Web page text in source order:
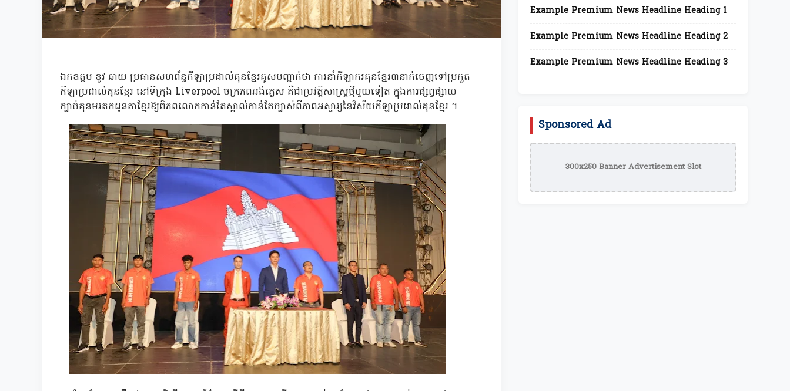
ឯកឧត្តម ខូវ ឆាយ ប្រធានសហព័ន្ធកីឡាប្រដាល់គុនខ្មែរគូសបញ្ជាក់ថា ការនាំកីឡាករគុនខ្មែរ៣នាក់ចេញទៅប្រកួត
កីឡាប្រដាល់គុនខ្មែរ នៅទីក្រុង Liverpool ចក្រភពអង់គ្លេស គឺជាប្រវត្តិសាស្ត្រថ្មីមួយទៀត ក្នុងការផ្សព្វផ្សាយ
ក្បាច់គុនមរតកដូនតាខ្មែរឱ្យពិភពលោកកាន់តែស្គាល់កាន់តែច្បាស់ពីភាពអស្ចារ្យនៃវិស័យកីឡាប្រដាល់គុនខ្មែរ ។
Example Premium News Headline Heading 1
Example Premium News Headline Heading 2
Example Premium News Headline Heading 3
Sponsored Ad
300x250 Banner Advertisement Slot